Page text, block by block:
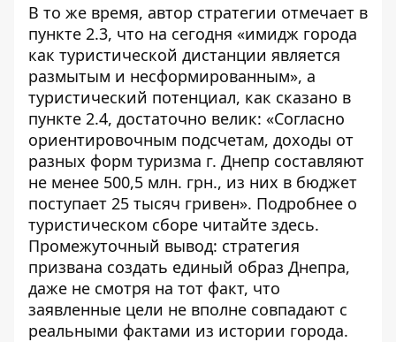
В то же время, автор стратегии отмечает в
пункте 2.3, что на сегодня «имидж города
как туристической дистанции является
размытым и несформированным», а
туристический потенциал, как сказано в
пункте 2.4, достаточно велик: «Согласно
ориентировочным подсчетам, доходы от
разных форм туризма г. Днепр составляют
не менее 500,5 млн. грн., из них в бюджет
поступает 25 тысяч гривен». Подробнее о
туристическом сборе читайте здесь.
Промежуточный вывод: стратегия
призвана создать единый образ Днепра,
даже не смотря на тот факт, что
заявленные цели не вполне совпадают с
реальными фактами из истории города.